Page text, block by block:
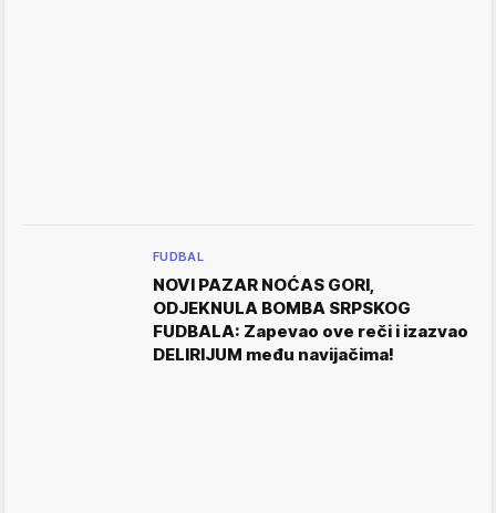
FUDBAL
NOVI PAZAR NOĆAS GORI,
ODJEKNULA BOMBA SRPSKOG
FUDBALA: Zapevao ove reči i izazvao
DELIRIJUM među navijačima!